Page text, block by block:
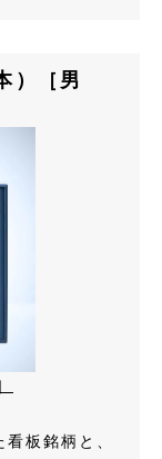
）［男
板銘柄と、